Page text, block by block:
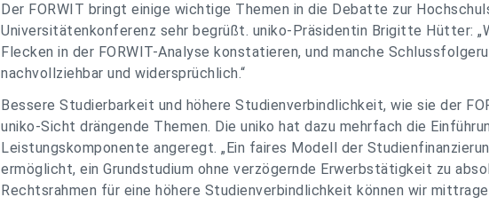
Der FORWIT bringt einige wichtige Themen in die Debatte zur
Universitätenkonferenz sehr begrüßt. uniko-Präsidentin Brigitte Hütter:
Flecken in der FORWIT-Analyse konstatieren, und manche
nachvollziehbar und widersprüchlich.“
Bessere Studierbarkeit und höhere Studienverbindlichkeit, wie sie der
uniko-Sicht drängende Themen. Die uniko hat dazu mehrfach die
Leistungskomponente angeregt. „Ein faires Modell der
ermöglicht, ein Grundstudium ohne verzögernde Erwerbstätigkeit zu
Rechtsrahmen für eine höhere Studienverbindlichkeit können wir